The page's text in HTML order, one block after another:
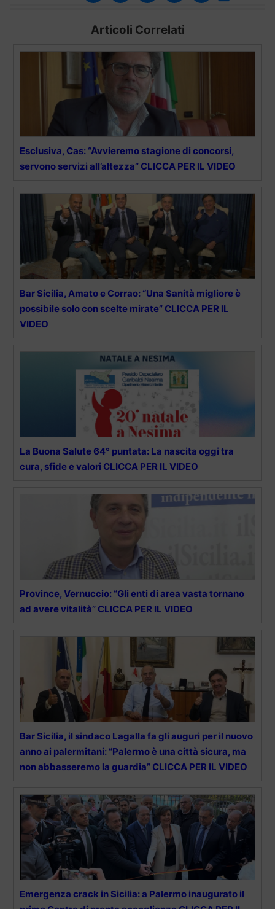
Articoli Correlati
Esclusiva, Cas: “Avvieremo stagione di concorsi,
servono servizi all’altezza” CLICCA PER IL VIDEO
Bar Sicilia, Amato e Corrao: “Una Sanità migliore è
possibile solo con scelte mirate” CLICCA PER IL
VIDEO
La Buona Salute 64° puntata: La nascita oggi tra
cura, sfide e valori CLICCA PER IL VIDEO
Province, Vernuccio: “Gli enti di area vasta tornano
ad avere vitalità” CLICCA PER IL VIDEO
Bar Sicilia, il sindaco Lagalla fa gli auguri per il nuovo
anno ai palermitani: “Palermo è una città sicura, ma
non abbasseremo la guardia” CLICCA PER IL VIDEO
Emergenza crack in Sicilia: a Palermo inaugurato il